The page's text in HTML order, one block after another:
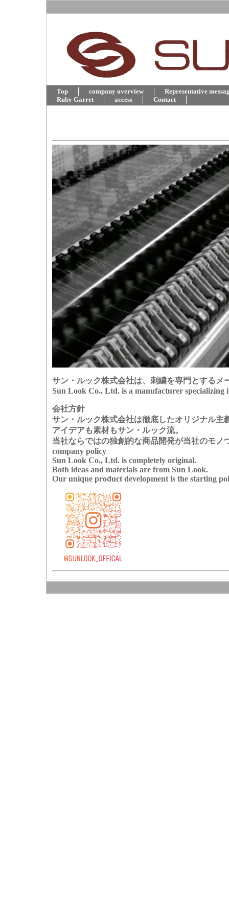
Top company overview
Representative
Ruby Garret
access Contact
サン・ルック株式会社は、刺繍を専門とするメ
Sun Look Co., Ltd. is a manufacturer specializing
会社方針
サン・ルック株式会社は徹底したオリジナル主
アイデアも素材もサン・ルック流。
当社ならではの独創的な商品開発が当社のモノ
company policy
Sun Look Co., Ltd. is completely original.
Both ideas and materials are from Sun Look.
Our unique product development is the starting